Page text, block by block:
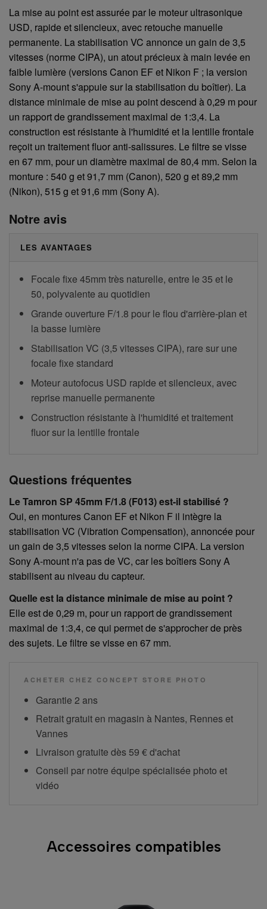
La mise au point est assurée par le moteur ultrasonique
USD, rapide et silencieux, avec retouche manuelle
permanente. La stabilisation VC annonce un gain de 3,5
vitesses (norme CIPA), un atout précieux à main levée en
faible lumière (versions Canon EF et Nikon F ; la version
Sony A-mount s'appuie sur la stabilisation du boîtier). La
distance minimale de mise au point descend à 0,29 m pour
un rapport de grandissement maximal de 1:3,4. La
construction est résistante à l'humidité et la lentille frontale
reçoit un traitement fluor anti-salissures. Le filtre se visse
en 67 mm, pour un diamètre maximal de 80,4 mm. Selon la
monture : 540 g et 91,7 mm (Canon), 520 g et 89,2 mm
(Nikon), 515 g et 91,6 mm (Sony A).
Notre avis
LES AVANTAGES
Focale fixe 45mm très naturelle, entre le 35 et le
50, polyvalente au quotidien
Grande ouverture F/1.8 pour le flou d'arrière-plan et
la basse lumière
Stabilisation VC (3,5 vitesses CIPA), rare sur une
focale fixe standard
Moteur autofocus USD rapide et silencieux, avec
reprise manuelle permanente
Construction résistante à l'humidité et traitement
fluor sur la lentille frontale
Questions fréquentes
Le Tamron SP 45mm F/1.8 (F013) est-il stabilisé ?
Oui, en montures Canon EF et Nikon F il intègre la
stabilisation VC (Vibration Compensation), annoncée pour
un gain de 3,5 vitesses selon la norme CIPA. La version
Sony A-mount n'a pas de VC, car les boîtiers Sony A
stabilisent au niveau du capteur.
Quelle est la distance minimale de mise au point ?
Elle est de 0,29 m, pour un rapport de grandissement
maximal de 1:3,4, ce qui permet de s'approcher de près
des sujets. Le filtre se visse en 67 mm.
ACHETER CHEZ CONCEPT STORE PHOTO
Garantie 2 ans
Retrait gratuit en magasin à Nantes, Rennes et
Vannes
Livraison gratuite dès 59 € d'achat
Conseil par notre équipe spécialisée photo et
vidéo
Accessoires compatibles